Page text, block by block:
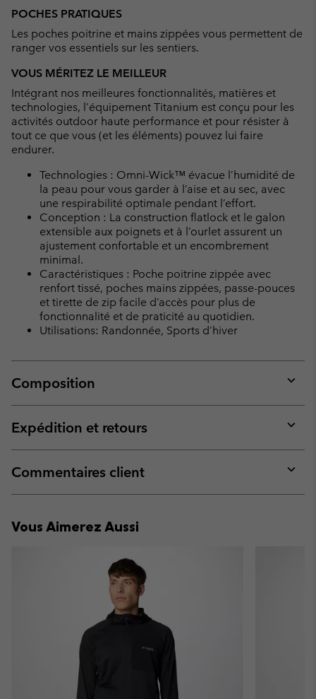
POCHES PRATIQUES
Les poches poitrine et mains zippées vous permettent de
ranger vos essentiels sur les sentiers.
VOUS MÉRITEZ LE MEILLEUR
Intégrant nos meilleures fonctionnalités, matières et
technologies, l’équipement Titanium est conçu pour les
activités outdoor haute performance et pour résister à
tout ce que vous (et les éléments) pouvez lui faire
endurer.
Technologies : Omni-Wick™ évacue l’humidité de
la peau pour vous garder à l’aise et au sec, avec
une respirabilité optimale pendant l’effort.
Conception : La construction flatlock et le galon
extensible aux poignets et à l’ourlet assurent un
ajustement confortable et un encombrement
minimal.
Caractéristiques : Poche poitrine zippée avec
renfort tissé, poches mains zippées, passe-pouces
et tirette de zip facile d’accès pour plus de
fonctionnalité et de praticité au quotidien.
Utilisations: Randonnée, Sports d’hiver
Composition
or
Expédition et retours
or
Commentaires client
or
Vous Aimerez Aussi